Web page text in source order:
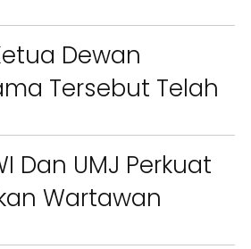
Sexy Road”
Dewan
Tersebut Telah
Dan UMJ Perkuat
Wartawan
Bidang Pendidikan DPP XTC
Berikan Penyuluhan dengan
Tema Membangun Peran
Orang Tua dalam Menjaga
Kesehatan Anak di Era Digital